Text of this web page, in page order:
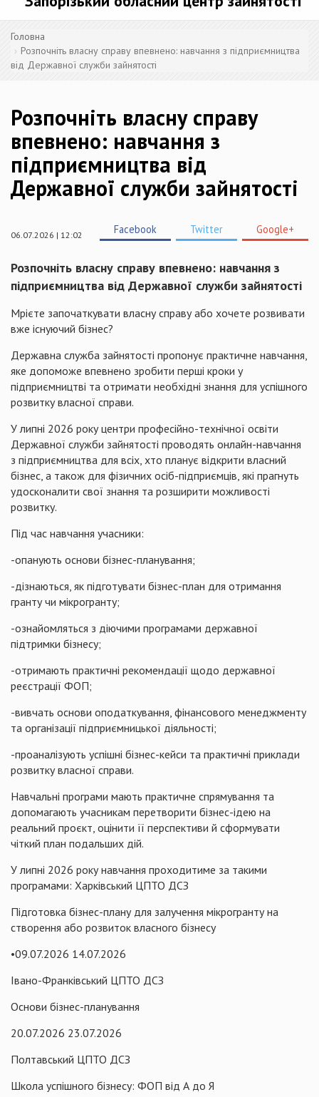
Головна
Розпочніть власну справу впевнено: навчання з підприємництва
від Державної служби зайнятості
Розпочніть власну справу
впевнено: навчання з
підприємництва від
Державної служби зайнятості
06.07.2026 | 12:02 Facebook Twitter Google+
Розпочніть власну справу впевнено: навчання з
підприємництва від Державної служби зайнятості
Мрієте започаткувати власну справу або хочете розвивати
вже існуючий бізнес?
Державна служба зайнятості пропонує практичне навчання,
яке допоможе впевнено зробити перші кроки у
підприємництві та отримати необхідні знання для успішного
розвитку власної справи.
У липні 2026 року центри професійно-технічної освіти
Державної служби зайнятості проводять онлайн-навчання
з підприємництва для всіх, хто планує відкрити власний
бізнес, а також для фізичних осіб-підприємців, які прагнуть
удосконалити свої знання та розширити можливості
розвитку.
Під час навчання учасники:
-опанують основи бізнес-планування;
-дізнаються, як підготувати бізнес-план для отримання
гранту чи мікрогранту;
-ознайомляться з діючими програмами державної
підтримки бізнесу;
-отримають практичні рекомендації щодо державної
реєстрації ФОП;
-вивчать основи оподаткування, фінансового менеджменту
та організації підприємницької діяльності;
-проаналізують успішні бізнес-кейси та практичні приклади
розвитку власної справи.
Навчальні програми мають практичне спрямування та
допомагають учасникам перетворити бізнес-ідею на
реальний проєкт, оцінити її перспективи й сформувати
чіткий план подальших дій.
У липні 2026 року навчання проходитиме за такими
програмами: Харківський ЦПТО ДСЗ
Підготовка бізнес-плану для залучення мікрогранту на
створення або розвиток власного бізнесу
•09.07.2026 14.07.2026
Івано-Франківський ЦПТО ДСЗ
Основи бізнес-планування
20.07.2026 23.07.2026
Полтавський ЦПТО ДСЗ
Школа успішного бізнесу: ФОП від А до Я